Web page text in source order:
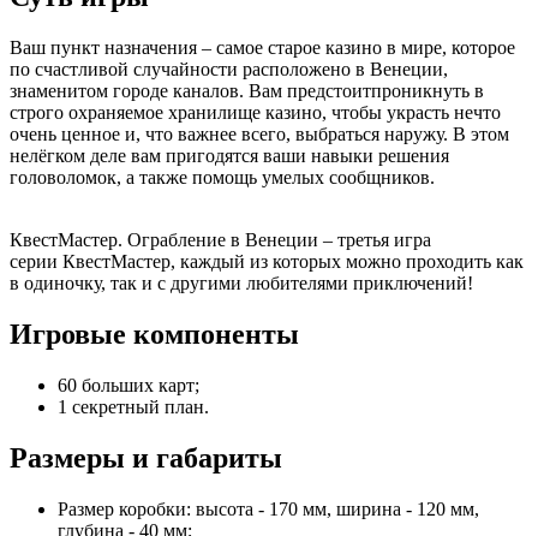
Ваш пункт назначения – самое старое казино в мире, которое
по счастливой случайности расположено в Венеции,
знаменитом городе каналов. Вам предстоитпроникнуть в
строго охраняемое хранилище казино, чтобы украсть нечто
очень ценное и, что важнее всего, выбраться наружу. В этом
нелёгком деле вам пригодятся ваши навыки решения
головоломок, а также помощь умелых сообщников.
КвестМастер. Ограбление в Венеции – третья игра
серии КвестМастер, каждый из которых можно проходить как
в одиночку, так и с другими любителями приключений!
Игровые компоненты
60 больших карт;
1 секретный план.
Размеры и габариты
Размер коробки: высота - 170 мм, ширина - 120 мм,
глубина - 40 мм;